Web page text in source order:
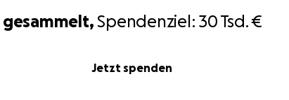
gesammelt,Spendenziel: 30 Tsd. €
Jetzt spenden